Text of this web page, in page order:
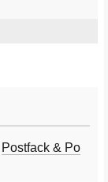
Postfack & Po